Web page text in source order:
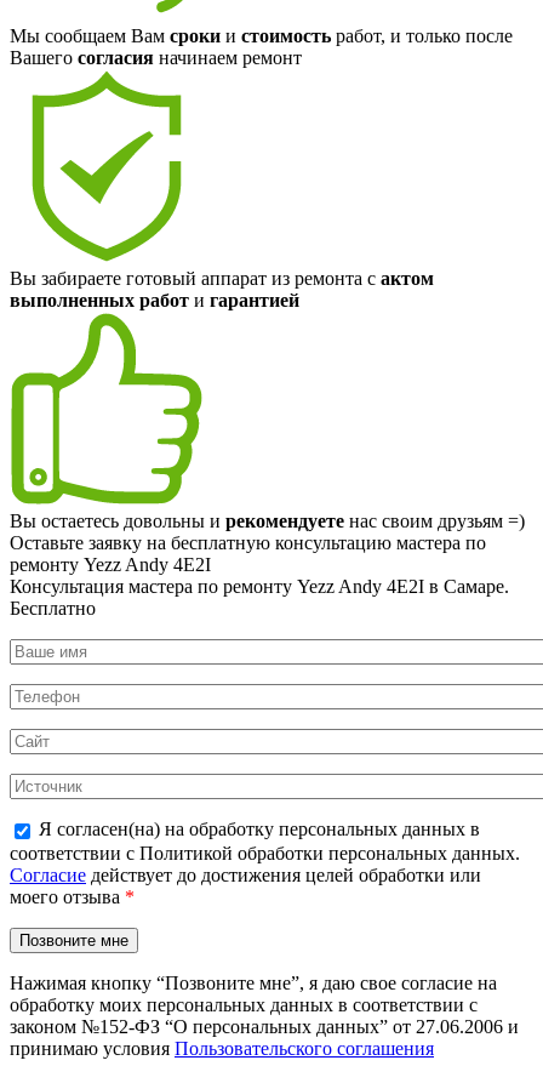
Мы сообщаем Вам сроки и стоимость работ, и только после
Вашего согласия начинаем ремонт
Вы забираете готовый аппарат из ремонта с актом
выполненных работ и гарантией
Вы остаетесь довольны и рекомендуете нас своим друзьям =)
Оставьте заявку на бесплатную консультацию мастера по
ремонту Yezz Andy 4E2I
Консультация мастера по ремонту Yezz Andy 4E2I в Самаре.
Бесплатно
Я согласен(на) на обработку персональных данных в
соответствии с Политикой обработки персональных данных.
Согласие действует до достижения целей обработки или
моего отзыва *
Нажимая кнопку “Позвоните мне”, я даю свое согласие на
обработку моих персональных данных в соответствии с
законом №152-ФЗ “О персональных данных” от 27.06.2006 и
принимаю условия Пользовательского соглашения